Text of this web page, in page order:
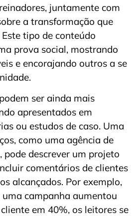
juntamente com
a transformação que
tipo de conteúdo
prova social, mostrando
e encorajando outros a se
ser ainda mais
apresentados em
ou estudos de caso. Uma
como uma agência de
descrever um projeto
comentários de clientes
alcançados. Por exemplo,
campanha aumentou
em 40%, os leitores se